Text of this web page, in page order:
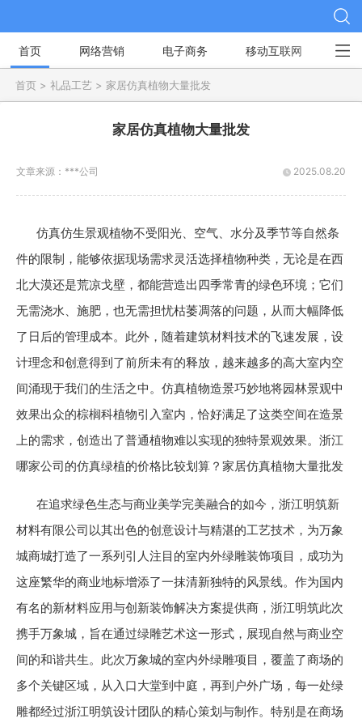
首页 网络营销 电子商务 移动互联网 社
首页 > 礼品工艺 > 家居仿真植物大量批发
家居仿真植物大量批发
2025.08.20
文章来源： ***公司
仿真仿生景观植物不受阳光、空气、水分及季节等自然条
件的限制，能够依据现场需求灵活选择植物种类，无论是在西
北大漠还是荒凉戈壁，都能营造出四季常青的绿色环境；它们
无需浇水、施肥，也无需担忧枯萎凋落的问题，从而大幅降低
了日后的管理成本。此外，随着建筑材料技术的飞速发展，设
计理念和创意得到了前所未有的释放，越来越多的高大室内空
间涌现于我们的生活之中。仿真植物造景巧妙地将园林景观中
效果出众的棕榈科植物引入室内，恰好满足了这类空间在造景
上的需求，创造出了普通植物难以实现的独特景观效果。浙江
哪家公司的仿真绿植的价格比较划算？家居仿真植物大量批发
在追求绿色生态与商业美学完美融合的如今，浙江明筑新
材料有限公司以其出色的创意设计与精湛的工艺技术，为万象
城商城打造了一系列引人注目的室内外绿雕装饰项目，成功为
这座繁华的商业地标增添了一抹清新独特的风景线。作为国内
有名的新材料应用与创新装饰解决方案提供商，浙江明筑此次
携手万象城，旨在通过绿雕艺术这一形式，展现自然与商业空
间的和谐共生。此次万象城的室内外绿雕项目，覆盖了商场的
多个关键区域，从入口大堂到中庭，再到户外广场，每一处绿
雕都经过浙江明筑设计团队的精心策划与制作。特别是在商场